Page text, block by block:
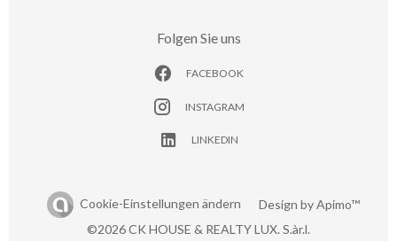
Folgen Sie uns
FACEBOOK
INSTAGRAM
LINKEDIN
Cookie-Einstellungen ändern Design byApimo™
©2026 CK HOUSE & REALTY LUX. S.àr.l.